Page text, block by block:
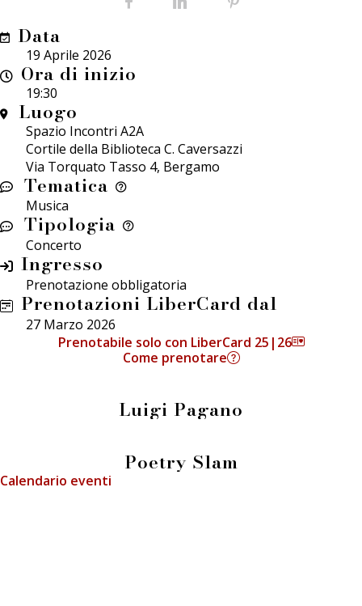
Data
19 Aprile 2026
Ora di inizio
19:30
Luogo
Spazio Incontri A2A
Cortile della Biblioteca C. Caversazzi
Via Torquato Tasso 4, Bergamo
Tematica
Musica
Tipologia
Concerto
Ingresso
Prenotazione obbligatoria
Prenotazioni LiberCard dal
27 Marzo 2026
Prenotabile solo con LiberCard 25|26
Come prenotare
Luigi Pagano
Poetry Slam
Calendario eventi